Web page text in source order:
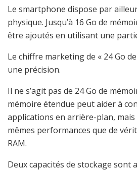
Le smartphone dispose par
physique. Jusqu’à 16 Go de
être ajoutés en utilisant une
Le chiffre marketing de « 24 Go
une précision.
Il ne s’agit pas de 24 Go de
mémoire étendue peut aider à
applications en arrière-plan, mais
mêmes performances que de
RAM.
Deux capacités de stockage sont